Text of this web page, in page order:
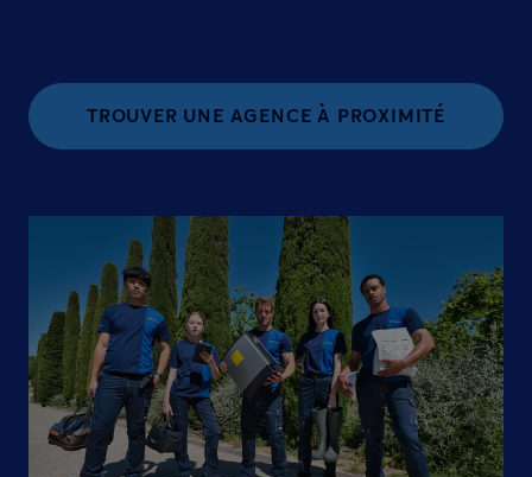
TROUVER UNE AGENCE À PROXIMITÉ